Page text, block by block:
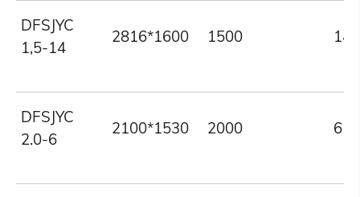
DFSJYC
1,5-14
2816*1600 1500 14
DFSJYC
2.0-6
2100*1530 2000 6